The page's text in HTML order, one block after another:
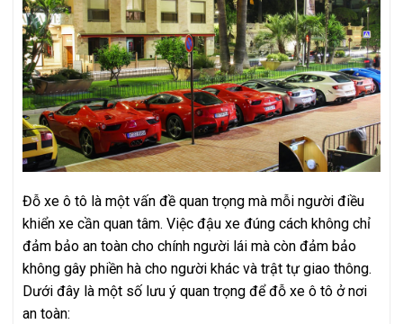
Đỗ xe ô tô là một vấn đề quan trọng mà mỗi người điều
khiển xe cần quan tâm. Việc đậu xe đúng cách không chỉ
đảm bảo an toàn cho chính người lái mà còn đảm bảo
không gây phiền hà cho người khác và trật tự giao thông.
Dưới đây là một số lưu ý quan trọng để đỗ xe ô tô ở nơi
an toàn: